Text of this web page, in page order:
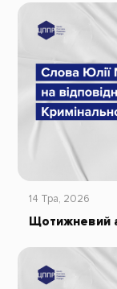
14 Тра, 2026
Щотижневий